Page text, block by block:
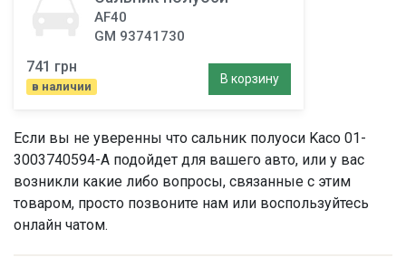
AF40
GM 93741730
741 грн
в наличии
В корзину
Если вы не уверенны что сальник полуоси Kaco 01-
3003740594-A подойдет для вашего авто, или у вас
возникли какие либо вопросы, связанные с этим
товаром, просто позвоните нам или воспользуйтесь
онлайн чатом.